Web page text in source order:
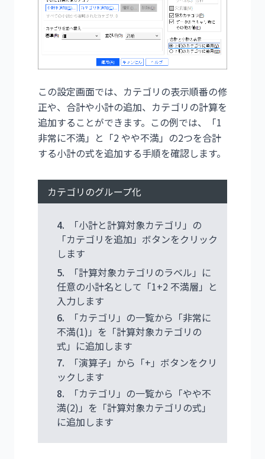
この設定画面では、カテゴリの表示順番の修
正や、合計や小計の追加、カテゴリの計算を
追加することができます。この例では、「1
非常に不満」と「2 やや不満」の2つを合計
する小計の式を追加する手順を確認します。
カテゴリのグループ化
4.
「小計と計算対象カテゴリ」の
「カテゴリを追加」ボタンをクリック
します
5.
「計算対象カテゴリのラベル」に
任意の小計名として「1+2 不満層」と
入力します
6.
「カテゴリ」の一覧から「非常に
不満(1)」を「計算対象カテゴリの
式」に追加します
7.
「演算子」から「+」ボタンをクリ
ックします
8.
「カテゴリ」の一覧から「やや不
満(2)」を「計算対象カテゴリの式」
に追加します